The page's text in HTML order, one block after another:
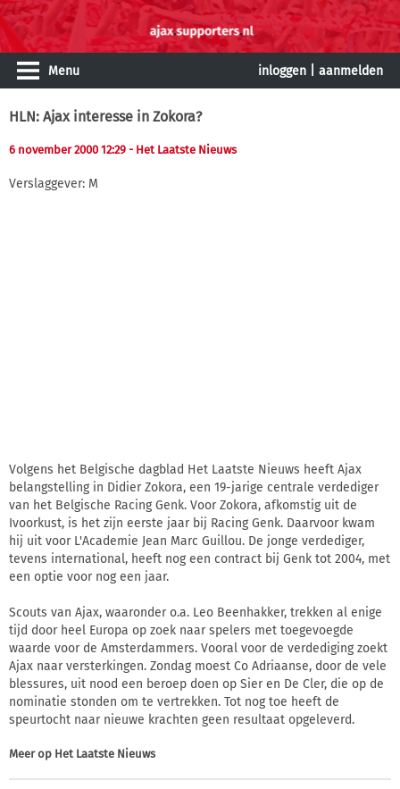
Menu inloggen aanmelden
HLN: Ajax interesse in Zokora?
6 november 2000 12:29 - Het Laatste Nieuws
Verslaggever: M
Volgens het Belgische dagblad Het Laatste Nieuws heeft Ajax
belangstelling in Didier Zokora, een 19-jarige centrale verdediger
van het Belgische Racing Genk. Voor Zokora, afkomstig uit de
Ivoorkust, is het zijn eerste jaar bij Racing Genk. Daarvoor kwam
hij uit voor L'Academie Jean Marc Guillou. De jonge verdediger,
tevens international, heeft nog een contract bij Genk tot 2004, met
een optie voor nog een jaar.
Scouts van Ajax, waaronder o.a. Leo Beenhakker, trekken al enige
tijd door heel Europa op zoek naar spelers met toegevoegde
waarde voor de Amsterdammers. Vooral voor de verdediging zoekt
Ajax naar versterkingen. Zondag moest Co Adriaanse, door de vele
blessures, uit nood een beroep doen op Sier en De Cler, die op de
nominatie stonden om te vertrekken. Tot nog toe heeft de
speurtocht naar nieuwe krachten geen resultaat opgeleverd.
Meer op Het Laatste Nieuws